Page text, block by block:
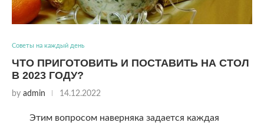
Советы на каждый день
ЧТО ПРИГОТОВИТЬ И ПОСТАВИТЬ НА СТОЛ
В 2023 ГОДУ?
by admin 14.12.2022
Этим вопросом наверняка задается каждая